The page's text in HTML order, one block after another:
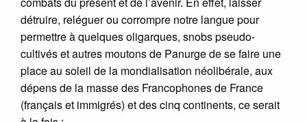
détruire, reléguer ou corrompre notre langue pour
permettre à quelques oligarques, snobs pseudo-
cultivés et autres moutons de Panurge de se faire une
place au soleil de la mondialisation néolibérale, aux
dépens de la masse des Francophones de France
(français et immigrés) et des cinq continents, ce serait